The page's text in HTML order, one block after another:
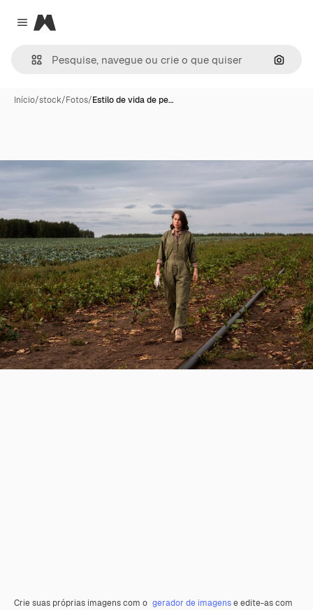
Close menu
Magnific
Início/stock/Fotos/Estilo de vida de pe…
Crie suas próprias imagens com o gerador de imagense edite-as com